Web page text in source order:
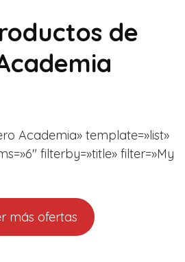
de
Academia» template=»list»
filterby=»title» filter=»My
más ofertas